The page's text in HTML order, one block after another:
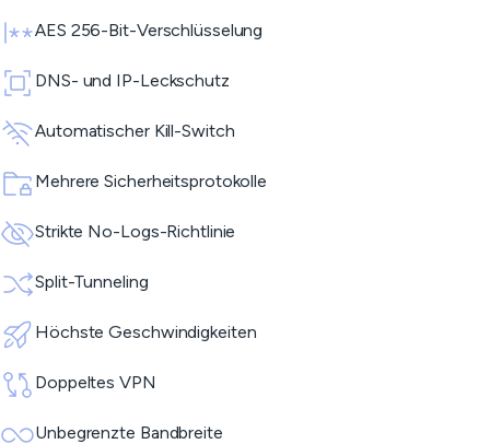
AES 256-Bit-Verschlüsselung
DNS- und IP-Leckschutz
Automatischer Kill-Switch
Mehrere Sicherheitsprotokolle
Strikte No-Logs-Richtlinie
Split-Tunneling
Höchste Geschwindigkeiten
Doppeltes VPN
Unbegrenzte Bandbreite